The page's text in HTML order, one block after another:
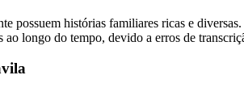
possuem histórias familiares ricas e
ao longo do tempo, devido a erros de